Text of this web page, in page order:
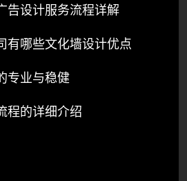
告设计服务流程详解
有哪些文化墙设计优点
专业与稳健
程的详细介绍